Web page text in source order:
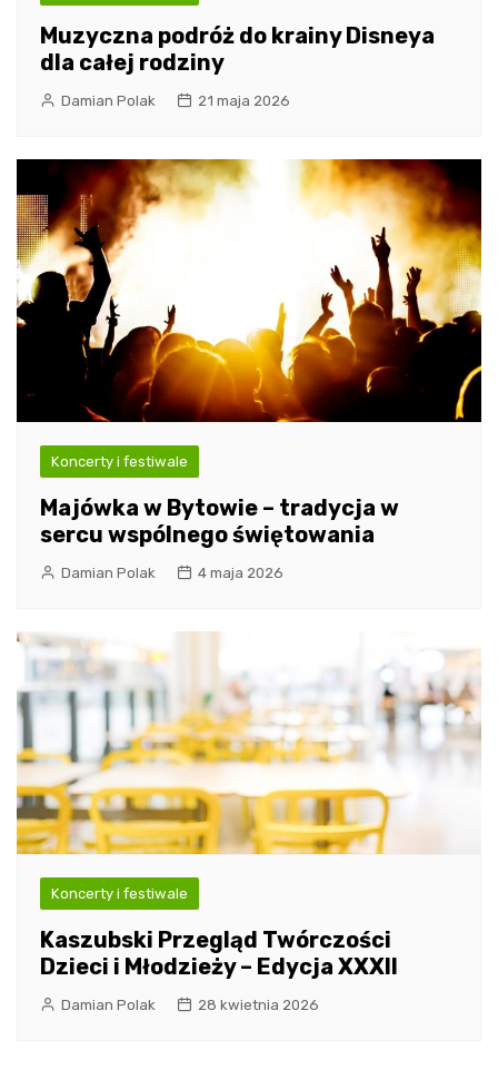
Muzyczna podróż do krainy Disneya
dla całej rodziny
Damian Polak 21 maja 2026
Koncerty i festiwale
Majówka w Bytowie – tradycja w
sercu wspólnego świętowania
Damian Polak 4 maja 2026
Koncerty i festiwale
Kaszubski Przegląd Twórczości
Dzieci i Młodzieży – Edycja XXXII
Damian Polak 28 kwietnia 2026